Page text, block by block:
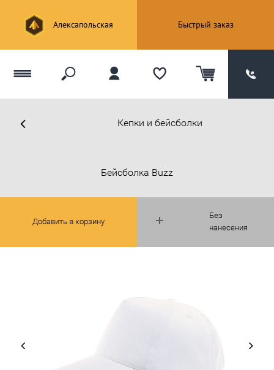
Алексапольская Быстрый заказ
Кепки и бейсболки
Без
нанесения
Бейсболка Buzz
Добавить в корзину